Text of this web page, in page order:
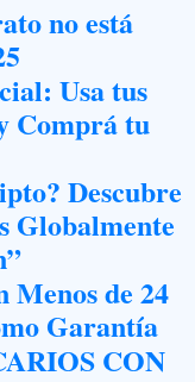
no está
Usa tus
Comprá tu
Descubre
Globalmente
de 24
Garantía
CON